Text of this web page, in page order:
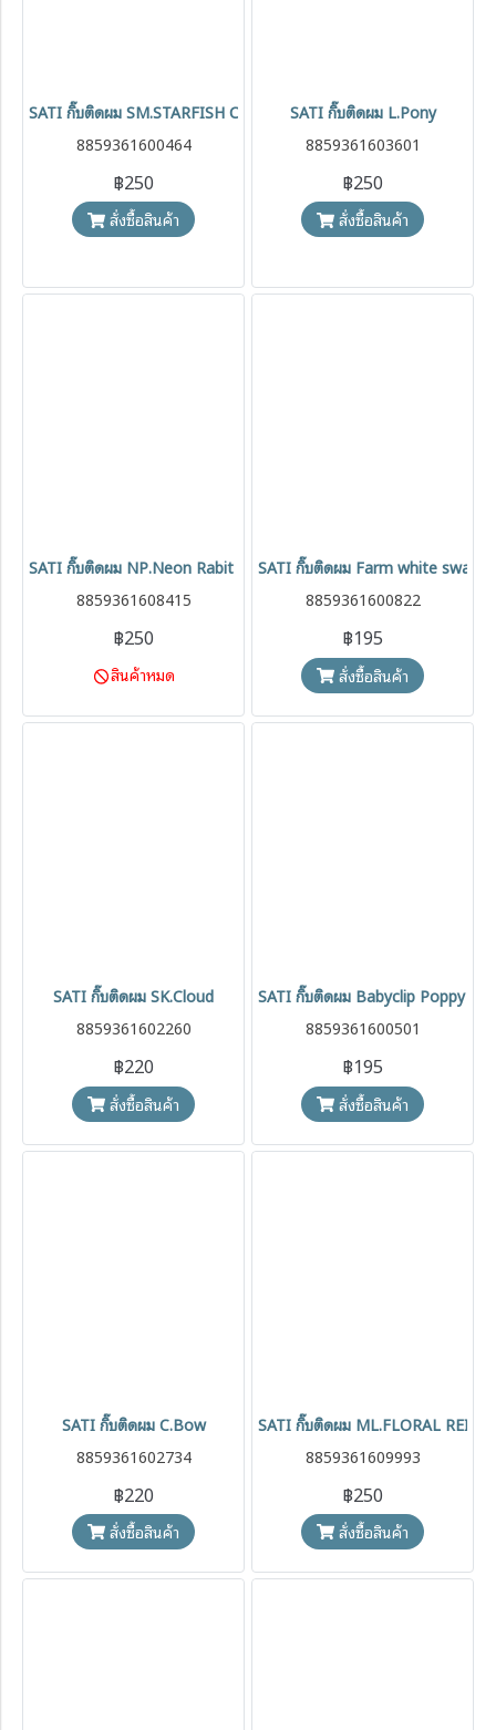
SATI กิ๊บติดผม SM.STARFISH CANDY
8859361600464
฿250
สั่งซื้อสินค้า
SATI กิ๊บติดผม L.Pony
8859361603601
฿250
สั่งซื้อสินค้า
SATI กิ๊บติดผม NP.Neon Rabit Set
8859361608415
฿250
สินค้าหมด
SATI กิ๊บติดผม Farm white swan
8859361600822
฿195
สั่งซื้อสินค้า
SATI กิ๊บติดผม SK.Cloud
8859361602260
฿220
สั่งซื้อสินค้า
SATI กิ๊บติดผม Babyclip Poppy /
8859361600501
฿195
สั่งซื้อสินค้า
SATI กิ๊บติดผม C.Bow
8859361602734
฿220
สั่งซื้อสินค้า
SATI กิ๊บติดผม ML.FLORAL
8859361609993
฿250
สั่งซื้อสินค้า